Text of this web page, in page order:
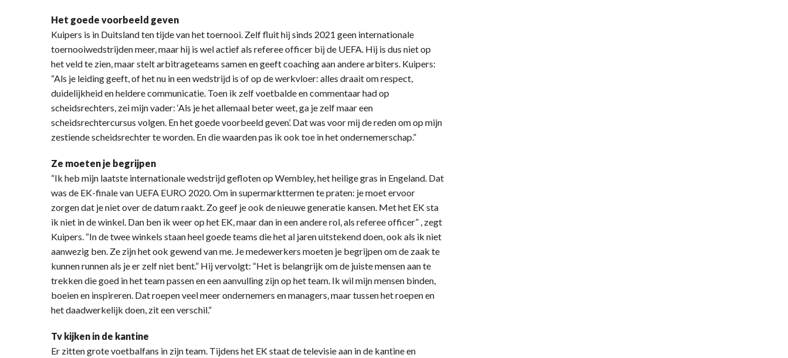
Het goede voorbeeld geven
Kuipers is in Duitsland ten tijde van het toernooi. Zelf fluit hij sinds 2021 geen internationale
toernooiwedstrijden meer, maar hij is wel actief als referee officer bij de UEFA. Hij is dus niet op
het veld te zien, maar stelt arbitrageteams samen en geeft coaching aan andere arbiters. Kuipers:
“Als je leiding geeft, of het nu in een wedstrijd is of op de werkvloer: alles draait om respect,
duidelijkheid en heldere communicatie. Toen ik zelf voetbalde en commentaar had op
scheidsrechters, zei mijn vader: ‘Als je het allemaal beter weet, ga je zelf maar een
scheidsrechtercursus volgen. En het goede voorbeeld geven’. Dat was voor mij de reden om op mijn
zestiende scheidsrechter te worden. En die waarden pas ik ook toe in het ondernemerschap.”
Ze moeten je begrijpen
“Ik heb mijn laatste internationale wedstrijd gefloten op Wembley, het heilige gras in Engeland. Dat
was de EK-finale van UEFA EURO 2020. Om in supermarkttermen te praten: je moet ervoor
zorgen dat je niet over de datum raakt. Zo geef je ook de nieuwe generatie kansen. Met het EK sta
ik niet in de winkel. Dan ben ik weer op het EK, maar dan in een andere rol, als referee officer” , zegt
Kuipers. “In de twee winkels staan heel goede teams die het al jaren uitstekend doen, ook als ik niet
aanwezig ben. Ze zijn het ook gewend van me. Je medewerkers moeten je begrijpen om de zaak te
kunnen runnen als je er zelf niet bent.” Hij vervolgt: “Het is belangrijk om de juiste mensen aan te
trekken die goed in het team passen en een aanvulling zijn op het team. Ik wil mijn mensen binden,
boeien en inspireren. Dat roepen veel meer ondernemers en managers, maar tussen het roepen en
het daadwerkelijk doen, zit een verschil.”
Tv kijken in de kantine
Er zitten grote voetbalfans in zijn team. Tijdens het EK staat de televisie aan in de kantine en